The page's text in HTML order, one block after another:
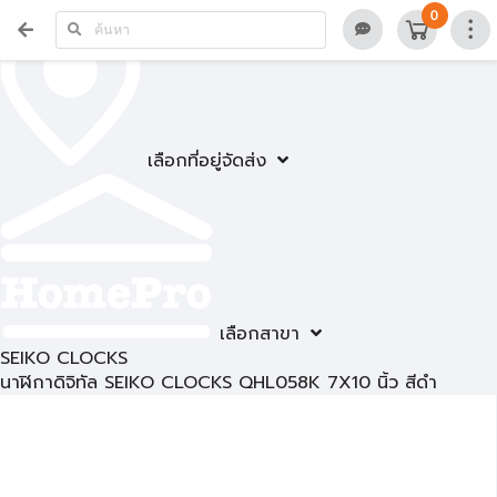
เลือกที่อยู่จัดส่ง
เลือกสาขา
0
SEIKO CLOCKS
นาฬิกาดิจิทัล SEIKO CLOCKS QHL058K 7X10 นิ้ว สีดำ